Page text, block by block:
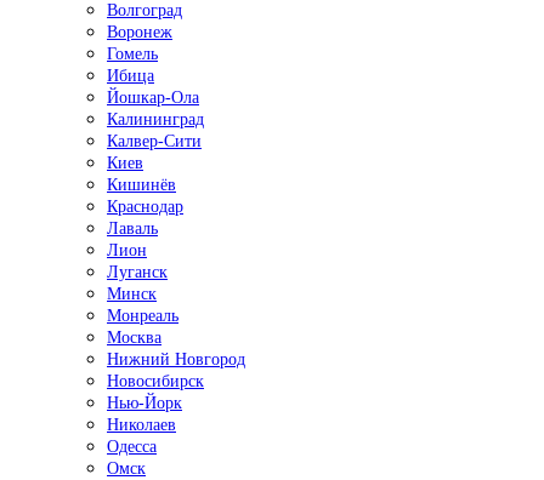
Волгоград
Воронеж
Гомель
Ибица
Йошкар-Ола
Калининград
Калвер-Сити
Киев
Кишинёв
Краснодар
Лаваль
Лион
Луганск
Минск
Монреаль
Москва
Нижний Новгород
Новосибирск
Нью-Йорк
Николаев
Одесса
Омск